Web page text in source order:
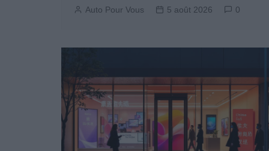
Auto Pour Vous 5 août 2026 0